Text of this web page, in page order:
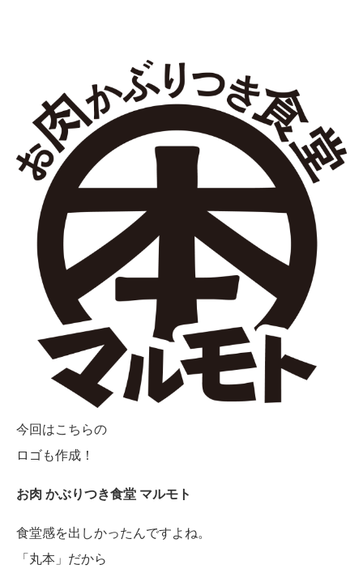
今回はこちらの
ロゴも作成！
お肉 かぶりつき食堂 マルモト
食堂感を出しかったんですよね。
「丸本」だから